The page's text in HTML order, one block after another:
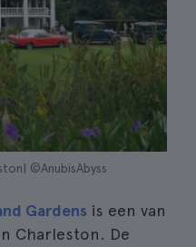
©AnubisAbyss
Gardens is een van
Charleston. De